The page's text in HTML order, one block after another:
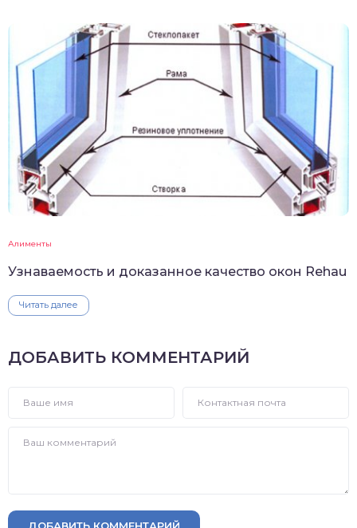
Алименты
Узнаваемость и доказанное качество окон Rehau
Читать далее
ДОБАВИТЬ КОММЕНТАРИЙ